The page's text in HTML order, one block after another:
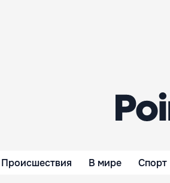
Происшествия В мире Спорт